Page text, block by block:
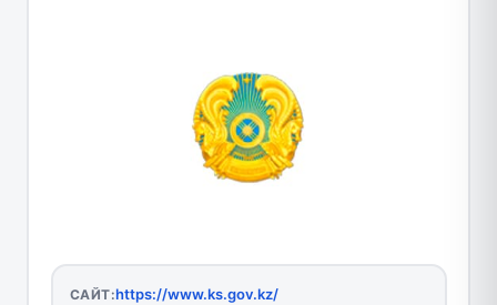
САЙТ:https://www.ks.gov.kz/